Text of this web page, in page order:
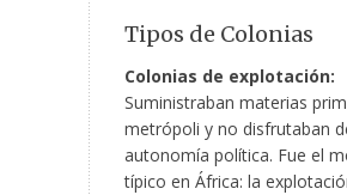
Tipos de Colonias
Colonias de explotación:
Suministraban materias
metrópoli y no disfrutaban
autonomía política. Fue el
típico en África: la